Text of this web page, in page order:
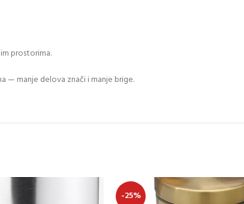
prostorima.
— manje delova znači i manje brige.
-25%